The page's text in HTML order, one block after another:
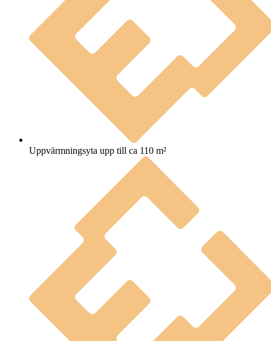
Uppvärmningsyta upp till ca 110 m²